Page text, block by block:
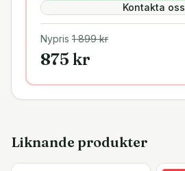
Kontakta oss
Nypris 1 899kr
875 kr
Liknande produkter